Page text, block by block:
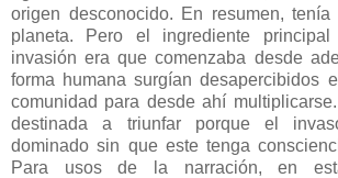
origen desconocido. En resumen,
planeta. Pero el ingrediente
invasión era que comenzaba desde
forma humana surgían desapercibidos
comunidad para desde ahí
destinada a triunfar porque el
dominado sin que este tenga
Para usos de la narración, en